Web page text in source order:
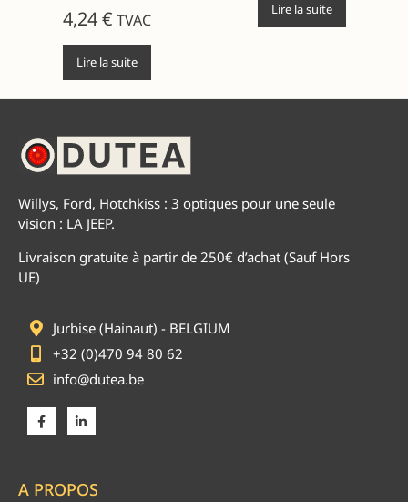
4,24€ TVAC
Lire la suite
Lire la suite
Willys, Ford, Hotchkiss : 3 optiques pour une seule
vision : LA JEEP.
Livraison gratuite à partir de 250€ d’achat (Sauf Hors
UE)
Jurbise (Hainaut) - BELGIUM
+32 (0)470 94 80 62
info@dutea.be
A PROPOS